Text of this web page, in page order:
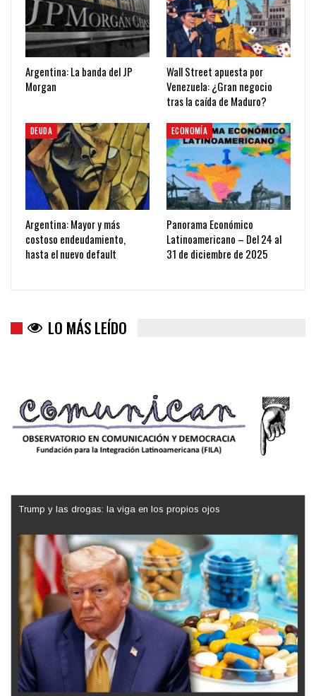
Argentina: La banda del JP
Morgan
Wall Street apuesta por
Venezuela: ¿Gran negocio
tras la caída de Maduro?
DEUDA
Argentina: Mayor y más
costoso endeudamiento,
hasta el nuevo default
ECONOMÍA
Panorama Económico
Latinoamericano – Del 24 al
31 de diciembre de 2025
LO MÁS LEÍDO
Trump y las drogas: la viga en los propios ojos